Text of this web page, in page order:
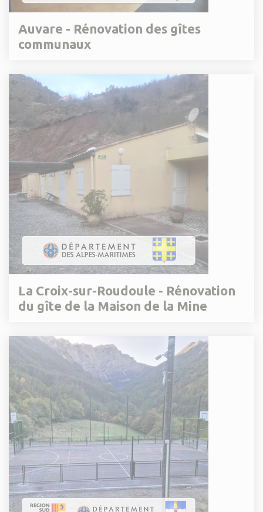
Auvare - Rénovation des gîtes
communaux
La Croix-sur-Roudoule - Rénovation
du gîte de la Maison de la Mine